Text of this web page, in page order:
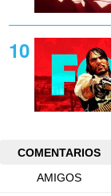
COMENTARIOS
AMIGOS